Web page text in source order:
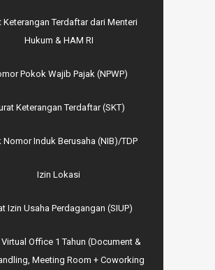
Keterangan Terdaftar dari Menteri
Hukum & HAM RI
Pokok Wajib Pajak (NPWP)
Keterangan Terdaftar (SKT)
Nomor Induk Berusaha (NIB)/TDP
Izin Lokasi
Izin Usaha Perdagangan (SIUP)
Office 1 Tahun (Document &
Meeting Room + Coworking